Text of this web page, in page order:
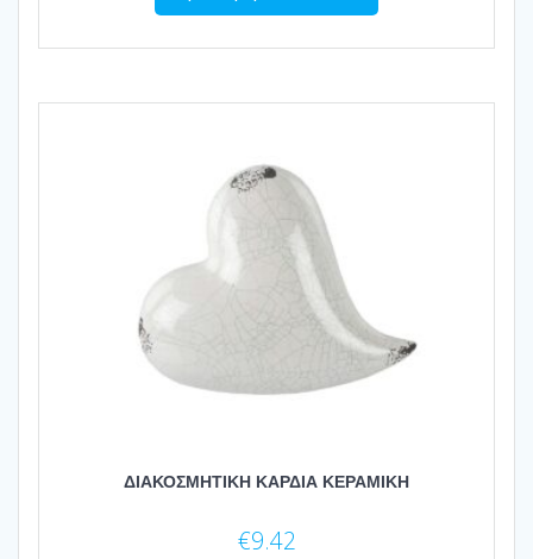
ΔΙΑΚΟΣΜΗΤΙΚΗ ΚΑΡΔΙΑ ΚΕΡΑΜΙΚΗ
€9.42